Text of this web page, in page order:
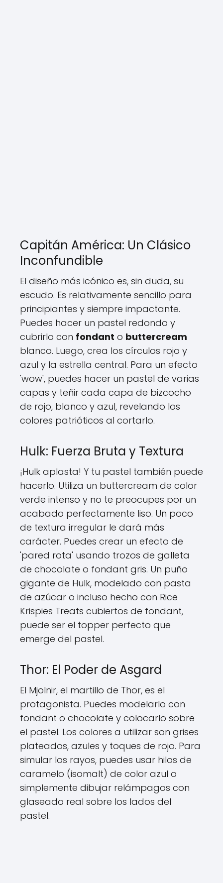
Capitán América: Un Clásico
Inconfundible
El diseño más icónico es, sin duda, su
escudo. Es relativamente sencillo para
principiantes y siempre impactante.
Puedes hacer un pastel redondo y
cubrirlo con fondant o buttercream
blanco. Luego, crea los círculos rojo y
azul y la estrella central. Para un efecto
'wow', puedes hacer un pastel de varias
capas y teñir cada capa de bizcocho
de rojo, blanco y azul, revelando los
colores patrióticos al cortarlo.
Hulk: Fuerza Bruta y Textura
¡Hulk aplasta! Y tu pastel también puede
hacerlo. Utiliza un buttercream de color
verde intenso y no te preocupes por un
acabado perfectamente liso. Un poco
de textura irregular le dará más
carácter. Puedes crear un efecto de
'pared rota' usando trozos de galleta
de chocolate o fondant gris. Un puño
gigante de Hulk, modelado con pasta
de azúcar o incluso hecho con Rice
Krispies Treats cubiertos de fondant,
puede ser el topper perfecto que
emerge del pastel.
Thor: El Poder de Asgard
El Mjolnir, el martillo de Thor, es el
protagonista. Puedes modelarlo con
fondant o chocolate y colocarlo sobre
el pastel. Los colores a utilizar son grises
plateados, azules y toques de rojo. Para
simular los rayos, puedes usar hilos de
caramelo (isomalt) de color azul o
simplemente dibujar relámpagos con
glaseado real sobre los lados del
pastel.